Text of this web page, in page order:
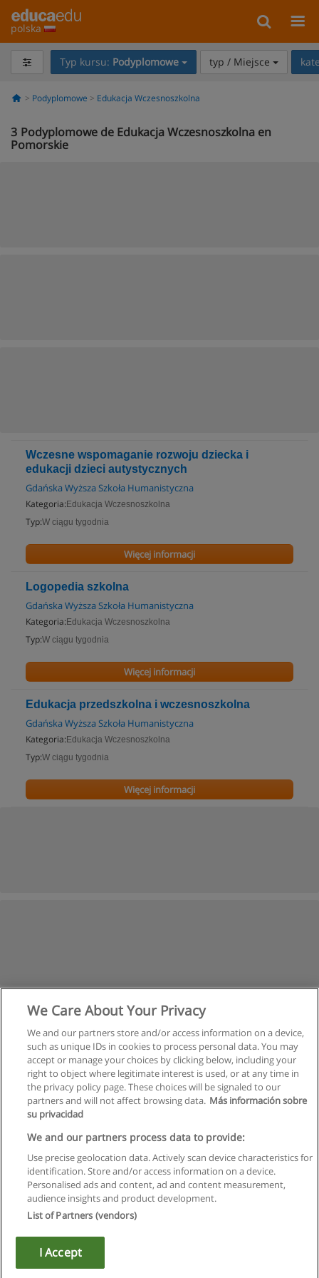
polska
Typ kursu: Podyplomowe typ / Miejsce
Podyplomowe Edukacja Wczesnoszkolna
3 Podyplomowe de Edukacja Wczesnoszkolna en
Pomorskie
Wczesne wspomaganie rozwoju dziecka i
edukacji dzieci autystycznych
Gdańska Wyższa Szkoła Humanistyczna
Kategoria: Edukacja Wczesnoszkolna
Typ:W ciągu tygodnia
Więcej informacji
Logopedia szkolna
Gdańska Wyższa Szkoła Humanistyczna
Kategoria: Edukacja Wczesnoszkolna
Typ:W ciągu tygodnia
Więcej informacji
Edukacja przedszkolna i wczesnoszkolna
Gdańska Wyższa Szkoła Humanistyczna
Kategoria: Edukacja Wczesnoszkolna
Typ:W ciągu tygodnia
Więcej informacji
Regulamin
Polityka ochrony danych osobowych
Kontakt z Educaedu
Copyright © Educaedu Business S.L. - CIF : B-95610580: -
We Care About Your Privacy
We and our partners store and/or access information on a device,
such as unique IDs in cookies to process personal data. You may
accept or manage your choices by clicking below, including your
right to object where legitimate interest is used, or at any time in
the privacy policy page. These choices will be signaled to our
partners and will not affect browsing data. Más información sobre
su privacidad
We and our partners process data to provide:
Use precise geolocation data. Actively scan device characteristics for
identification. Store and/or access information on a device.
Personalised ads and content, ad and content measurement,
audience insights and product development.
List of Partners (vendors)
I Accept